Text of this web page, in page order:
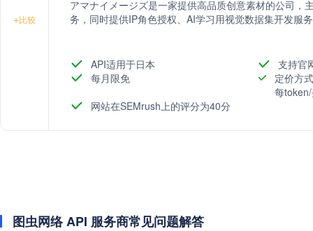
+比较
アマナイメージズ是一家提供高品质创意素材的公司，
务，同时提供IP角色授权、AI学习用视觉数据集开发服
API适用于日本
支持官
每月限免
定价方
每
网站在SEMrush上的评分为40分
图虫网络 API 服务商常见问题解答